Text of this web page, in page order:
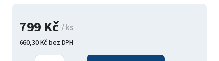
799 Kč / ks
660,30 Kč bez DPH